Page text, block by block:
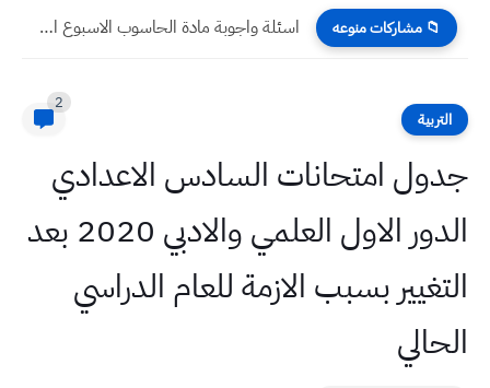
📁 مشاركات منوعه اسئلة واجوبة مادة الحاسوب الاسبوع الاول للعام 2023 للصف الخامس...
التربية
2
جدول امتحانات السادس الاعدادي
الدور الاول العلمي والادبي 2020 بعد
التغيير بسبب الازمة للعام الدراسي
الحالي